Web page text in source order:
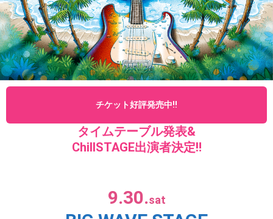
チケット好評発売中‼
タイムテーブル発表&
ChillSTAGE出演者決定‼
9.30.sat